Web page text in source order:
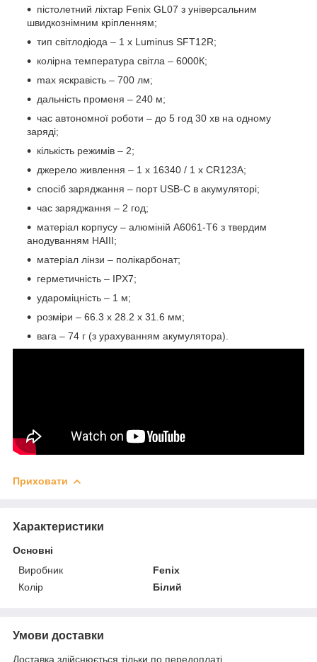
пістолетний ліхтар Fenix GL07 з універсальним
швидкознімним кріпленням;
тип світлодіода – 1 х Luminus SFT12R;
колірна температура світла – 6000К;
max яскравість – 700 лм;
дальність променя – 240 м;
час автономної роботи – до 5 год 30 хв на одному
заряді;
кількість режимів – 2;
джерело живлення – 1 х 16340 / 1 x CR123A;
спосіб заряджання – порт USB-C в акумуляторі;
час заряджання – 2 год;
матеріал корпусу – алюміній A6061-T6 з твердим
анодуванням HAIII;
матеріал лінзи – полікарбонат;
герметичність – IPХ7;
удароміцність – 1 м;
розміри – 66.3 х 28.2 х 31.6 мм;
вага – 74 г (з урахуванням акумулятора).
Приховати
Характеристики
Основні
Виробник
Fenix
Колір
Білий
Умови доставки
Доставка здійснюється тільки по передоплаті.